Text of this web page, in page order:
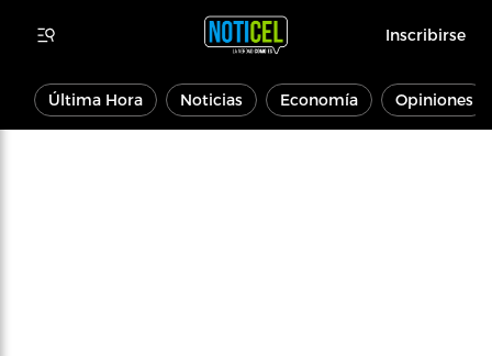
Inscribirse
Última Hora Noticias Economía Opiniones